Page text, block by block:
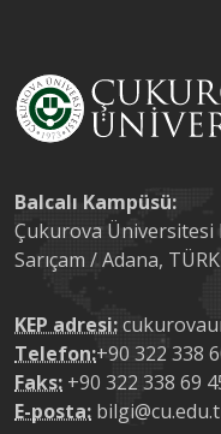
Balcalı Kampüsü:
Çukurova Üniversitesi
Sarıçam / Adana,
KEP adresi:
Telefon:+90 322 338
Faks: +90 322 338 69
E-posta: